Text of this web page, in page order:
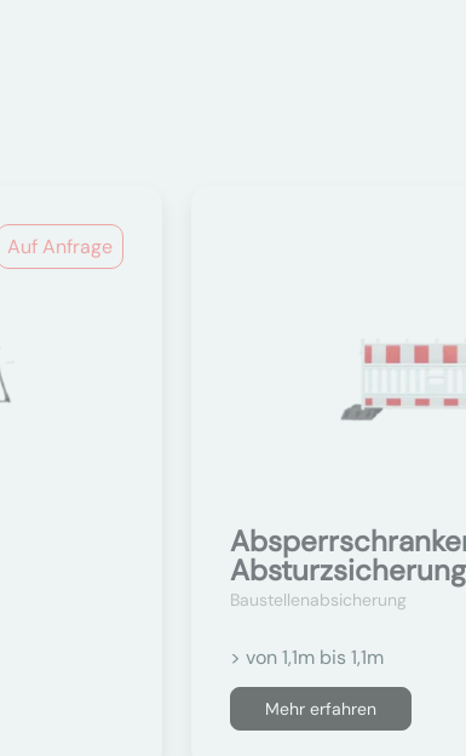
Auf Anfrage
Absturzsicherung
Baustellenabsicherung
> von 1,1m bis 1,1m
Mehr erfahren